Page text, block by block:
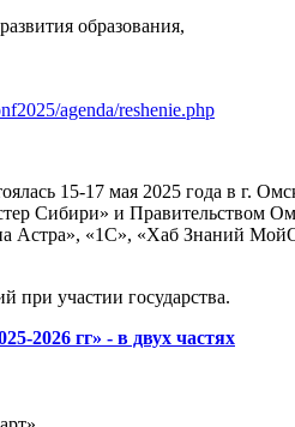
образования,
agenda/reshenie.php
15-17 мая 2025 года в г.
Сибири» и Правительством
«1С», «Хаб Знаний
при участии государства.
2026 гг» - в двух частях